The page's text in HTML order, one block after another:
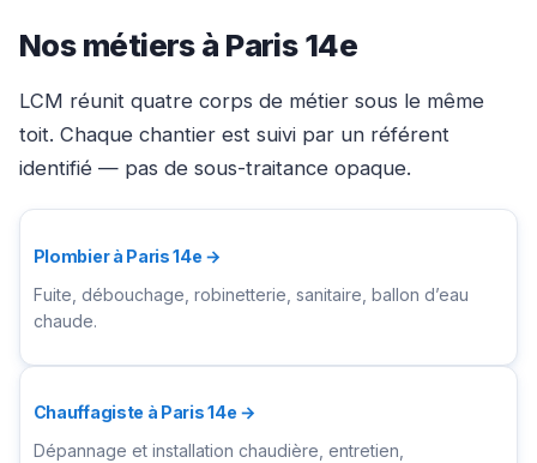
Nos métiers à Paris 14e
LCM réunit quatre corps de métier sous le même
toit. Chaque chantier est suivi par un référent
identifié — pas de sous-traitance opaque.
Plombier à Paris 14e →
Fuite, débouchage, robinetterie, sanitaire, ballon d’eau
chaude.
Chauffagiste à Paris 14e →
Dépannage et installation chaudière, entretien,